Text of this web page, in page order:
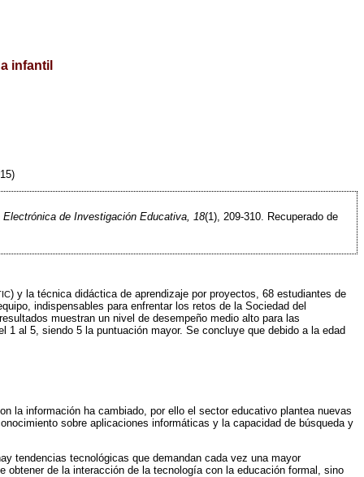
infantil
Electrónica de Investigación Educativa, 18(1), 209-310. Recuperado de
) y la técnica didáctica de aprendizaje por proyectos, 68 estudiantes de
indispensables para enfrentar los retos de la Sociedad del
muestran un nivel de desempeño medio alto para las
al 5, siendo 5 la puntuación mayor. Se concluye que debido a la edad
la información ha cambiado, por ello el sector educativo plantea nuevas
sobre aplicaciones informáticas y la capacidad de búsqueda y
tendencias tecnológicas que demandan cada vez una mayor
de la interacción de la tecnología con la educación formal, sino